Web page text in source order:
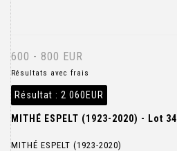
600 - 800 EUR
Résultats avec frais
Résultat : 2 060EUR
MITHÉ ESPELT (1923-2020) - Lot 34
MITHÉ ESPELT (1923-2020)